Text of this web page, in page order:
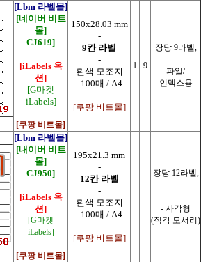
[Lbm 라벨몰]
[네이버 비트
몰]
CJ619]
[iLabels 옥
션]
[G마켓
iLabels]
[쿠팡 비트몰]
150x28.03 mm
-
9칸 라벨
-
흰색 모조지
- 100매 / A4
[쿠팡 비트몰]
1 9
장당 9라벨,
파일/
인덱스용
[Lbm 라벨몰]
[내이버 비트
몰]
CJ950]
[iLabels 옥
션]
[G마켓
iLabels]
[쿠팡 비트몰]
195x21.3 mm
-
12칸 라벨
-
흰색 모조지
- 100매 / A4
[쿠팡 비트몰]
장당 12라벨,
- 사각형
(직각 모서리)